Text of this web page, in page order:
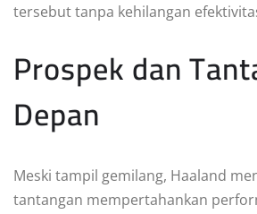
tersebut tanpa kehilangan
Prospek dan
Depan
Meski tampil gemilang, Haaland
tantangan mempertahankan